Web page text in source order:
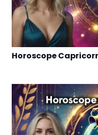
Horoscope